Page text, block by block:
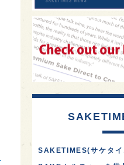
SAKETIMES(サケタ